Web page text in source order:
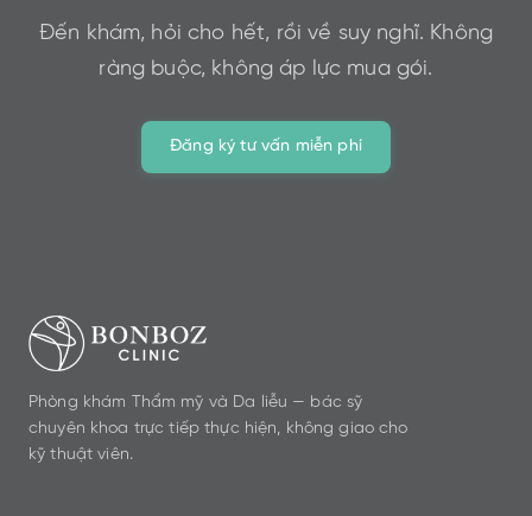
Đến khám, hỏi cho hết, rồi về suy nghĩ. Không
ràng buộc, không áp lực mua gói.
Đăng ký tư vấn miễn phí
Phòng khám Thẩm mỹ và Da liễu — bác sỹ
chuyên khoa trực tiếp thực hiện, không giao cho
kỹ thuật viên.